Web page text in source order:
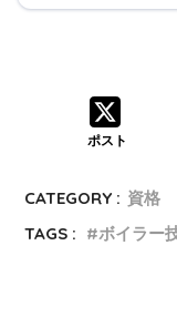
ポスト
CATEGORY : 資格
TAGS :
ボイラー